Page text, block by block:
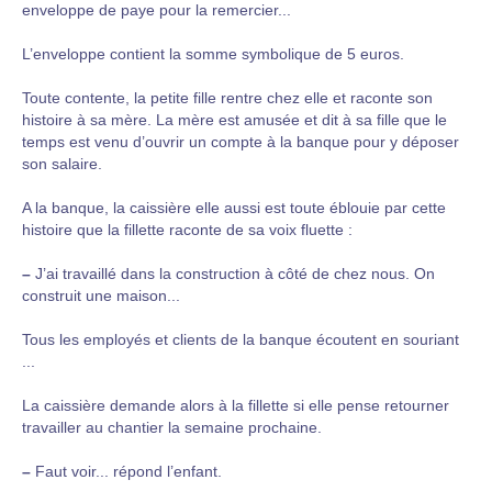
enveloppe de paye pour la remercier...
L’enveloppe contient la somme symbolique de 5 euros.
Toute contente, la petite fille rentre chez elle et raconte son
histoire à sa mère. La mère est amusée et dit à sa fille que le
temps est venu d’ouvrir un compte à la banque pour y déposer
son salaire.
A la banque, la caissière elle aussi est toute éblouie par cette
histoire que la fillette raconte de sa voix fluette :
– J’ai travaillé dans la construction à côté de chez nous. On
construit une maison...
Tous les employés et clients de la banque écoutent en souriant
La caissière demande alors à la fillette si elle pense retourner
travailler au chantier la semaine prochaine.
– Faut voir... répond l’enfant.